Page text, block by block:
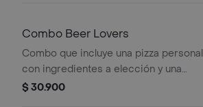
Combo Beer Lovers
Combo que incluye una pizza personal
con ingredientes a elección y una
cerveza a elección.
$ 30.900